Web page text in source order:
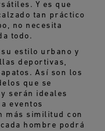
Y es que
tan práctico
no necesita
todo.
estilo urbano y
deportivas,
Así son los
que se
serán ideales
eventos
más similitud con
hombre podrá